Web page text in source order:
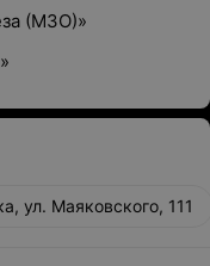
(МЗО)»
ул. Маяковского, 111